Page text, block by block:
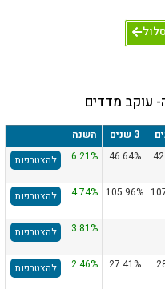
עוקב מדדים
3 שנים
השנה
46.64%
6.21% להצטרפות
105.96%
4.74% להצטרפות
3.81% להצטרפות
27.41%
2.46% להצטרפות